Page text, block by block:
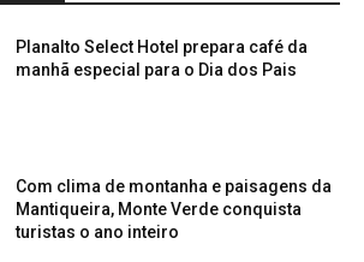
Planalto Select Hotel prepara café da
manhã especial para o Dia dos Pais
Com clima de montanha e paisagens da
Mantiqueira, Monte Verde conquista
turistas o ano inteiro